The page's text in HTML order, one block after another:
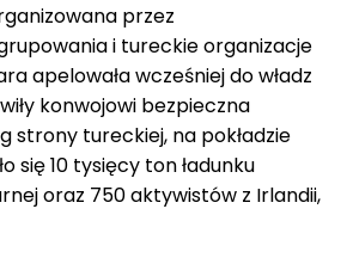
przez
i tureckie organizacje
apelowała wcześniej do władz
konwojowi bezpieczna
strony tureckiej, na pokładzie
się 10 tysięcy ton ładunku
oraz 750 aktywistów z Irlandii,